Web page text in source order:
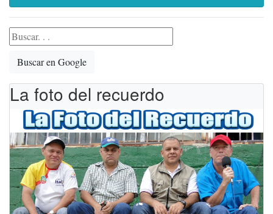
Buscar en Google
La foto del recuerdo